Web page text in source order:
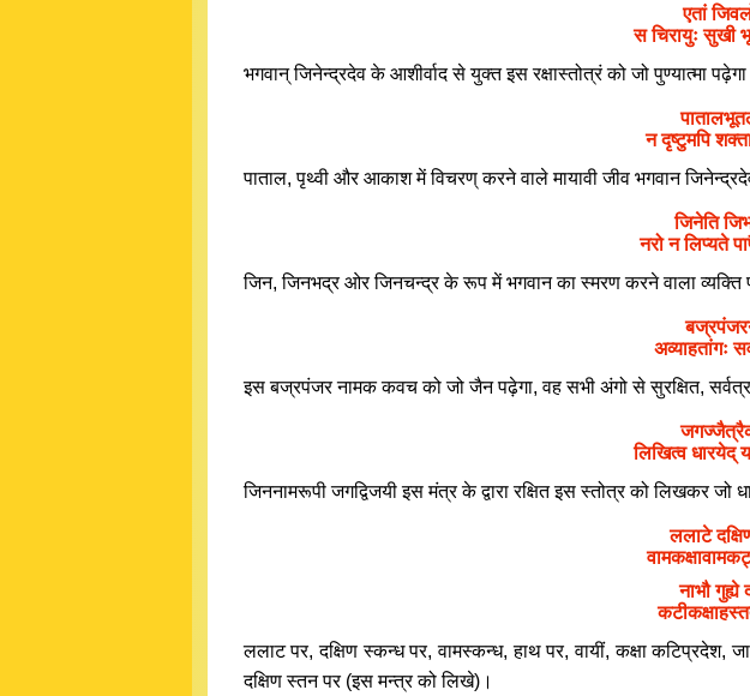
एतां
स चिरायुः सुखी
भगवान् जिनेन्द्रदेव के आशीर्वाद से युक्त इस रक्षास्तोत्रं को जो पुण्यात्मा
न दृष्टुमपि
पाताल, पृथ्वी और आकाश में विचरण् करने वाले मायावी जीव भगवान
जिनेति
नरो न लिप्यते
जिन, जिनभद्र ओर जिनचन्द्र के रूप में भगवान का स्मरण करने वाला व्यक्ति
अव्याहतांगः
इस बज्रपंजर नामक कवच को जो जैन पढ़ेगा, वह सभी अंगो से सुरक्षित,
लिखित्व धारयेद्
जिननामरूपी जगद्विजयी इस मंत्र के द्वारा रक्षित इस स्तोत्र को लिखकर जो
ललाटे
नाभौ गुह्ये
ललाट पर, दक्षिण स्कन्ध पर, वामस्कन्ध, हाथ पर, वायीं, कक्षा कटिप्रदेश,
दक्षिण स्तन पर (इस मन्त्र को लिखे)।